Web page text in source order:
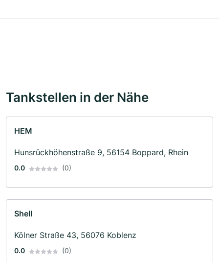
Tankstellen in der Nähe
HEM
Hunsrückhöhenstraße 9, 56154 Boppard, Rhein
0.0 (0)
Shell
Kölner Straße 43, 56076 Koblenz
0.0 (0)